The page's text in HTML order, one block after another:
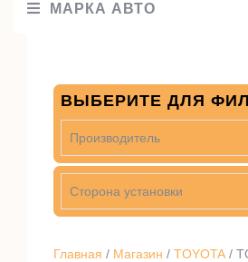
МАРКА АВТО
Главная / Магазин / TOYOTA /
ВЫБЕРИТЕ ДЛЯ